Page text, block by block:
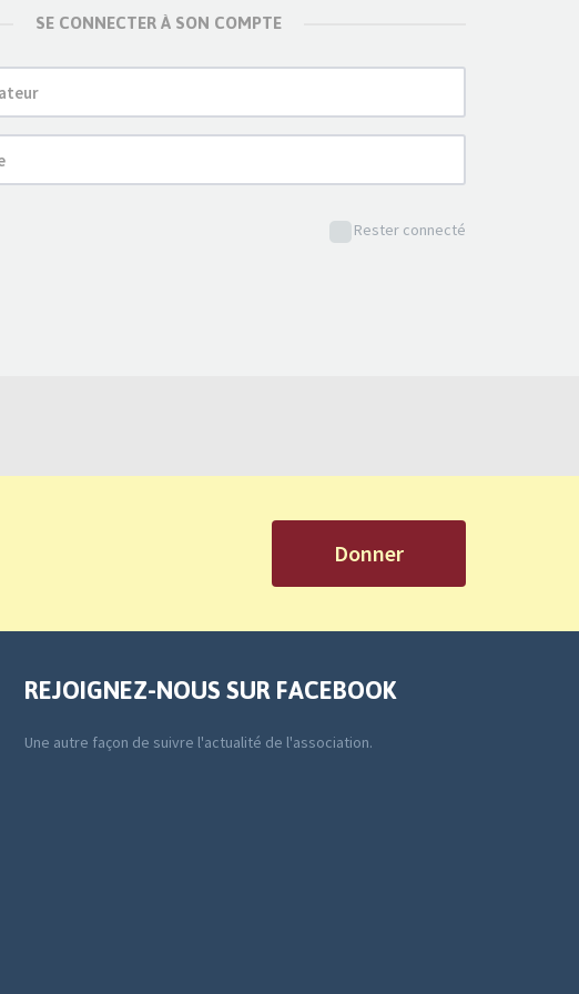
SE CONNECTER À SON COMPTE
Rester connecté
Donner
REJOIGNEZ-NOUS SUR FACEBOOK
Une autre façon de suivre l'actualité de l'association.